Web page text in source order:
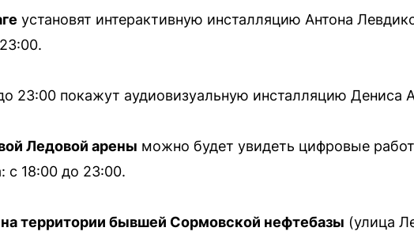
установят интерактивную инсталляцию Антона
23:00 покажут аудиовизуальную инсталляцию Дениса
Ледовой арены можно будет увидеть цифровые
с 18:00 до 23:00.
территории бывшей Сормовской нефтебазы (улица